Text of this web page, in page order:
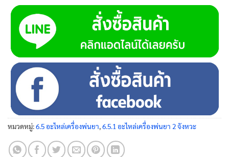
หมวดหมู่:6.5 อะไหล่เครื่องพ่นยา 6.5.1 อะไหล่เครื่องพ่นยา 2 จังหวะ